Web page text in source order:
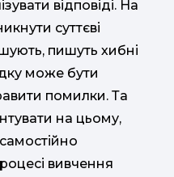
відповіді. На
суттєві
пишуть хибні
може бути
помилки. Та
на цьому,
вивчення